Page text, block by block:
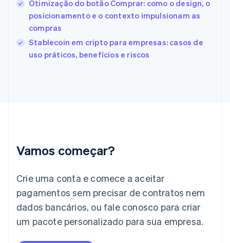
Otimização do botão Comprar: como o design, o
posicionamento e o contexto impulsionam as
compras
Stablecoin em cripto para empresas: casos de
uso práticos, benefícios e riscos
Vamos começar?
Crie uma conta e comece a aceitar
pagamentos sem precisar de contratos nem
dados bancários, ou fale conosco para criar
um pacote personalizado para sua empresa.
English
Finlândia
EnglishSvenska
França
Gibraltar
English
Italiano English
日本語English
Letônia
Liechtenstein